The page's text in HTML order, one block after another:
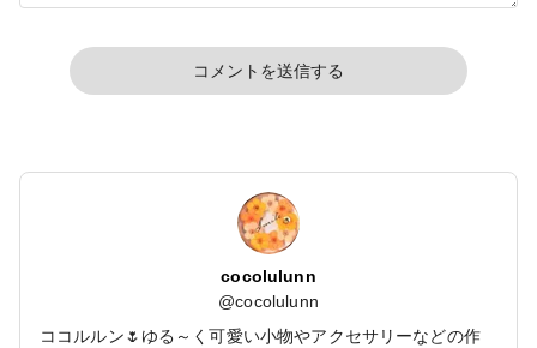
コメントを送信する
cocolulunn
@cocolulunn
ココルルン🌷ゆる～く可愛い小物やアクセサリーなどの作